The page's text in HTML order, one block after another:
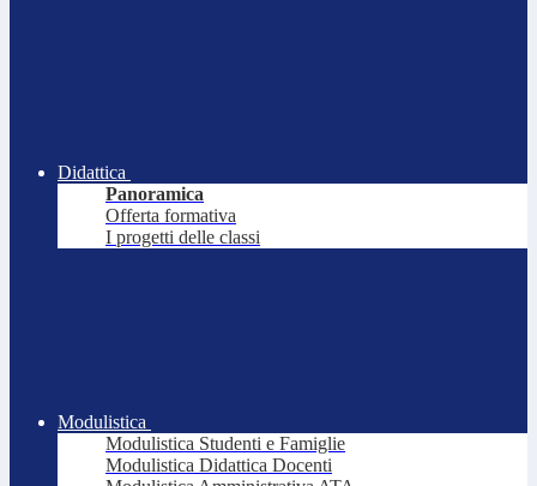
Didattica
Panoramica
Offerta formativa
I progetti delle classi
Modulistica
Modulistica Studenti e Famiglie
Modulistica Didattica Docenti